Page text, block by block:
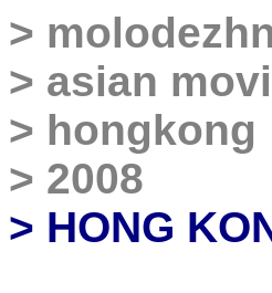
>
> asian
> hongkong
> 2008
> HONG